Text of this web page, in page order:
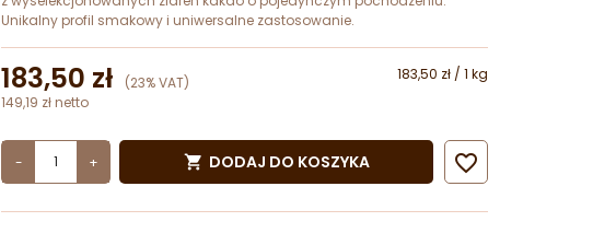
Unikalny profil smakowy i uniwersalne zastosowanie.
183,50 zł (23% VAT)
183,50 zł / 1 kg
149,19 zł netto
- +  DODAJ DO KOSZYKA 